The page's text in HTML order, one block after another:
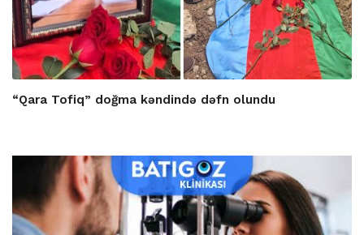
“Qara Tofiq” doğma kəndində dəfn olundu